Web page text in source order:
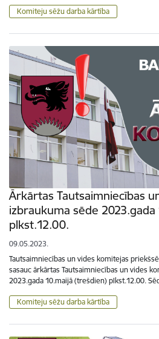
Komiteju sēžu darba kārtība
Ārkārtas Tautsaimniecības
izbraukuma sēde 2023.gada
plkst.12.00.
09.05.2023.
Tautsaimniecības un vides komitejas
sasauc ārkārtas Tautsaimniecības un vides
2023.gada 10.maijā (trešdien) plkst.12.00.
Komiteju sēžu darba kārtība